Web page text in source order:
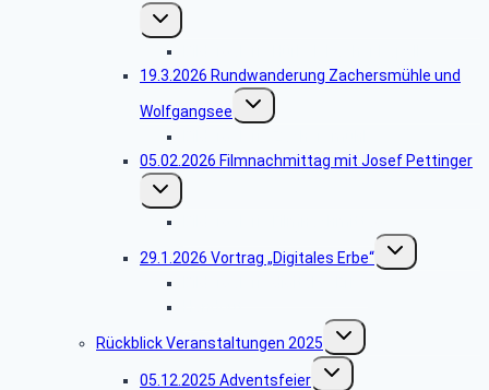
Untermenü
umschalten
19.3.2026 Rundwanderung Zachersmühle und
Wolfgangsee
Untermenü
umschalten
05.02.2026 Filmnachmittag mit Josef Pettinger
Untermenü
umschalten
29.1.2026 Vortrag „Digitales Erbe“
Untermenü
umschalten
Rückblick Veranstaltungen 2025
Untermenü
umschalten
05.12.2025 Adventsfeier
Untermenü
umschalten